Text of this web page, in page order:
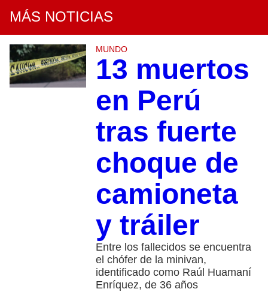
MÁS NOTICIAS
MUNDO
13 muertos
en Perú
tras fuerte
choque de
camioneta
y tráiler
Entre los fallecidos se encuentra
el chófer de la minivan,
identificado como Raúl Huamaní
Enríquez, de 36 años